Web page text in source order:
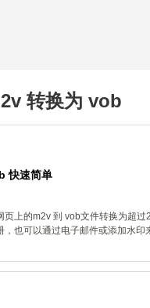
转换为 vob
快速简单
页上的m2v 到 vob文件转换为超过
也可以通过电子邮件或添加水印